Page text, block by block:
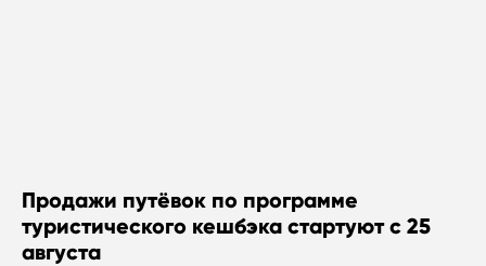
Продажи путёвок по программе
туристического кешбэка стартуют с 25
августа